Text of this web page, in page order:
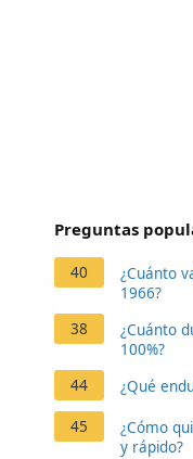
Preguntas
40
¿Cuánto
1966?
38
¿Cuánto
100%?
44
¿Qué
45
¿Cómo
y rápido?